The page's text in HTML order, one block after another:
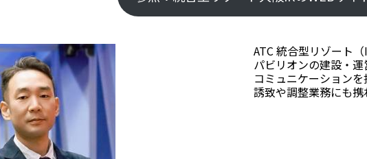
ATC 統合型リゾート
パビリオンの建設・
コミュニケーション
誘致や調整業務にも携